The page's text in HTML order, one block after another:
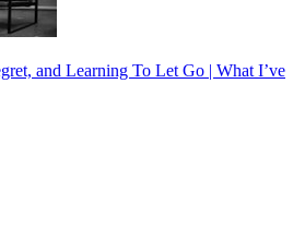
and Learning To Let Go | What I’ve